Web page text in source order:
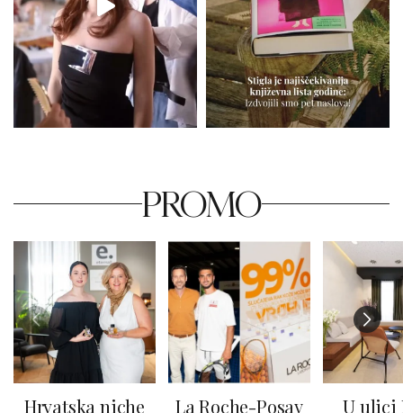
PROMO
Hrvatska niche
La Roche-Posay
U ulici